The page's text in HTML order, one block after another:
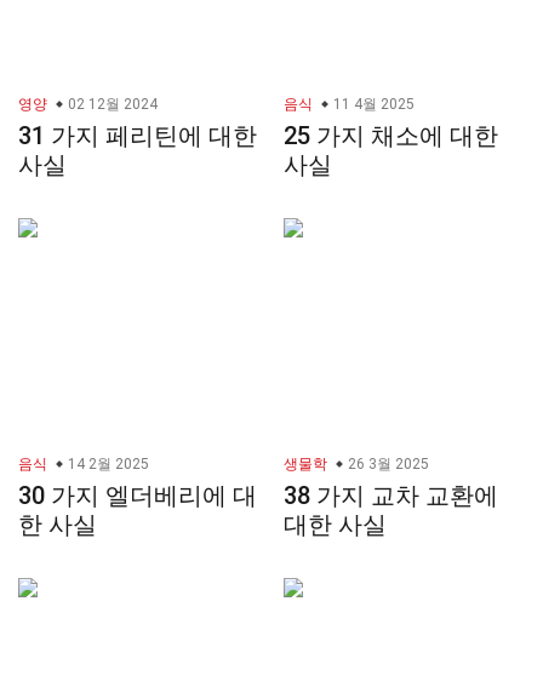
영양 02 12월 2024
31 가지 페리틴에 대한
사실
음식 11 4월 2025
25 가지 채소에 대한
사실
음식 14 2월 2025
30 가지 엘더베리에 대
한 사실
생물학 26 3월 2025
38 가지 교차 교환에
대한 사실